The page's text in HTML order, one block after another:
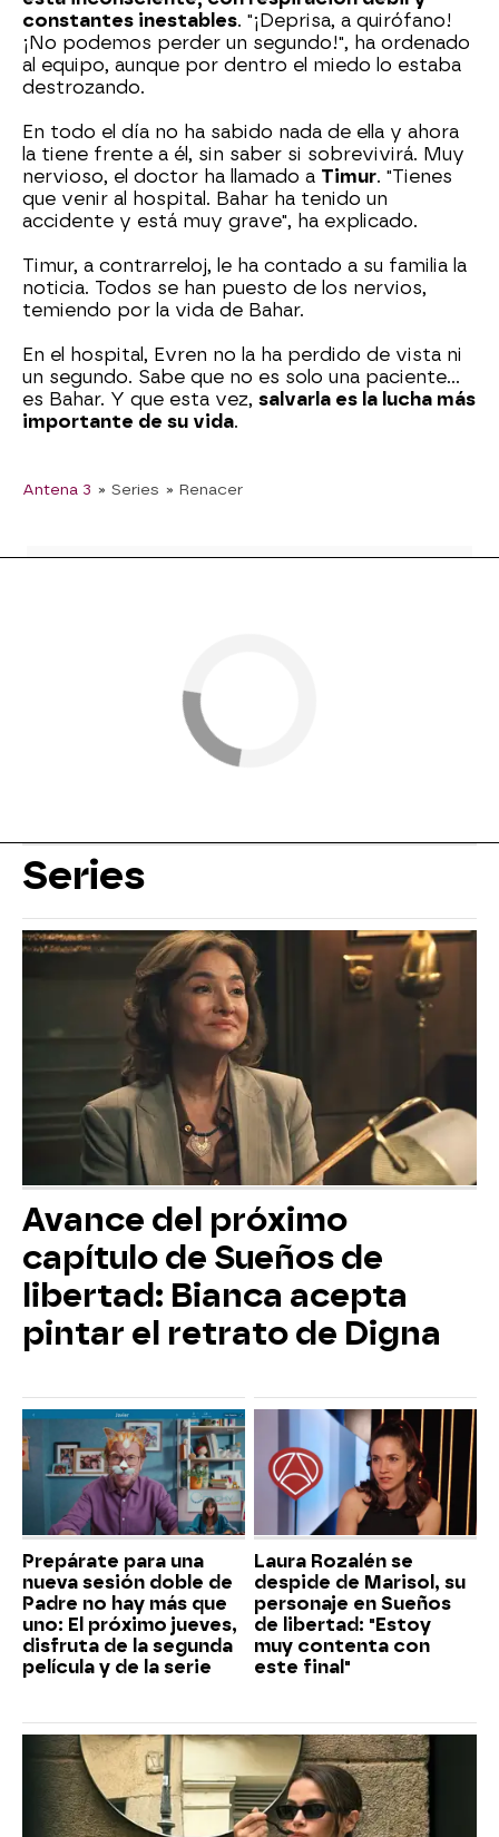
constantes inestables. "¡Deprisa, a quirófano!
¡No podemos perder un segundo!", ha ordenado
al equipo, aunque por dentro el miedo lo estaba
destrozando.
En todo el día no ha sabido nada de ella y ahora
la tiene frente a él, sin saber si sobrevivirá. Muy
nervioso, el doctor ha llamado a Timur. "Tienes
que venir al hospital. Bahar ha tenido un
accidente y está muy grave", ha explicado.
Timur, a contrarreloj, le ha contado a su familia la
noticia. Todos se han puesto de los nervios,
temiendo por la vida de Bahar.
En el hospital, Evren no la ha perdido de vista ni
un segundo. Sabe que no es solo una paciente…
es Bahar. Y que esta vez, salvarla es la lucha más
importante de su vida.
Antena 3 » Series » Renacer
Series
Avance del próximo
capítulo de Sueños de
libertad: Bianca acepta
pintar el retrato de Digna
Prepárate para una
nueva sesión doble de
Padre no hay más que
uno: El próximo jueves,
disfruta de la segunda
película y de la serie
Laura Rozalén se
despide de Marisol, su
personaje en Sueños
de libertad: "Estoy
muy contenta con
este final"